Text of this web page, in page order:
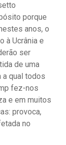
porque
anos, o
à Ucrânia e
ser
de uma
a qual todos
fez-nos
e em muitos
provoca,
no